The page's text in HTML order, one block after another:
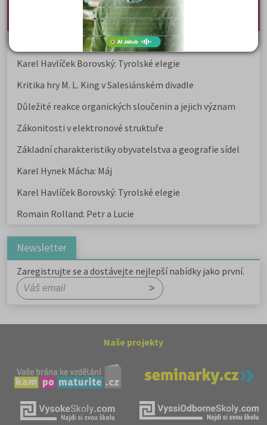
nejnovější seminárky, maturitní otázky a čtenářsky
Karel Hynek Mácha: Máj
Karel Havlíček Borovský: Tyrolské elegie
Kritika hry M. L. King v Salesiánském divadle
Důležité reakce organických sloučenin a jejich význam
Zákonitosti v elektronové struktuře
Základní charakteristiky obyvatelstva a geografie sídel
Karel Hynek Mácha: Máj
Karel Havlíček Borovský: Tyrolské elegie
Romain Rolland: Petr a Lucie
Newsletter
Zaregistrujte se a dostávejte nejlepší nabídky jako první.
Naše projekty